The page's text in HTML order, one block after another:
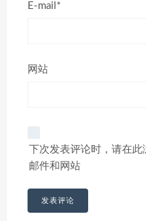
E-mail*
网站
下次发表评论时，请在
邮件和网站